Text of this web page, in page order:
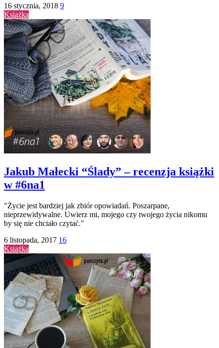
16 stycznia, 2018 9
Książka
Jakub Małecki “Ślady” – recenzja książki
w #6na1
"Życie jest bardziej jak zbiór opowiadań. Poszarpane,
nieprzewidywalne. Uwierz mi, mojego czy twojego życia nikomu
by się nie chciało czytać."
6 listopada, 2017 16
Książka